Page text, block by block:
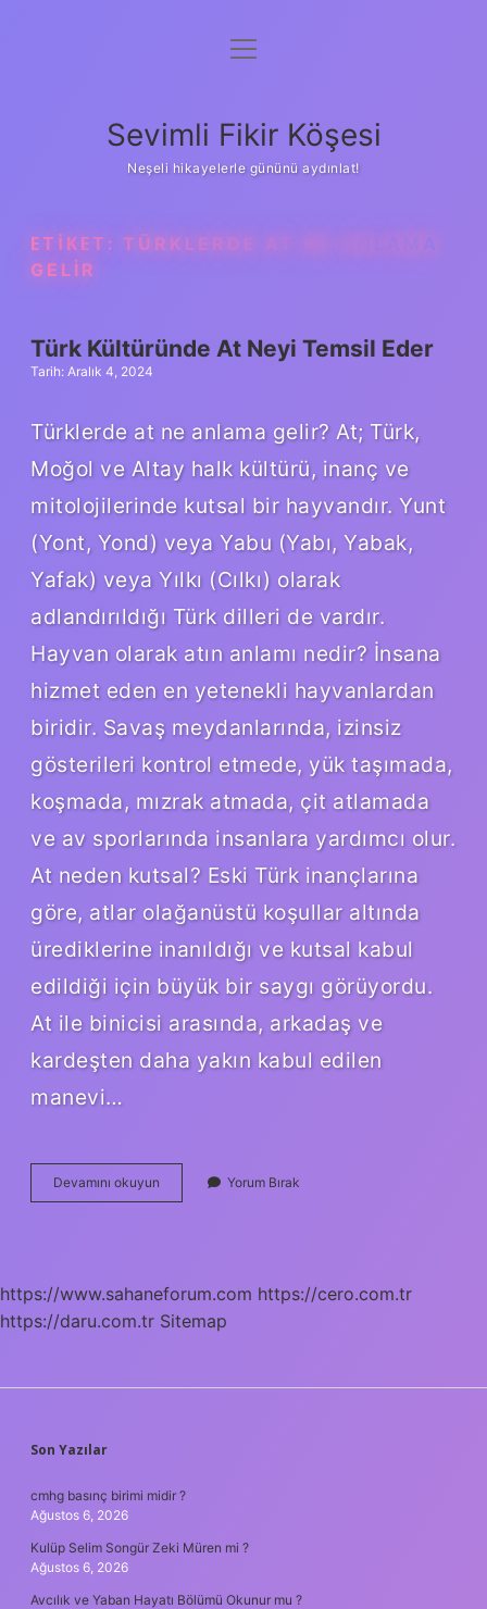
Anasayfa
Yasal Uyarı
menüyü
Sevimli Fikir Köşesi
Neşeli hikayelerle gününü aydınlat!
ETIKET: TÜRKLERDE AT NE ANLAMA
GELIR
Türk Kültüründe At Neyi Temsil Eder
Tarih: Aralık 4, 2024
Türklerde at ne anlama gelir? At; Türk,
Moğol ve Altay halk kültürü, inanç ve
mitolojilerinde kutsal bir hayvandır. Yunt
(Yont, Yond) veya Yabu (Yabı, Yabak,
Yafak) veya Yılkı (Cılkı) olarak
adlandırıldığı Türk dilleri de vardır.
Hayvan olarak atın anlamı nedir? İnsana
hizmet eden en yetenekli hayvanlardan
biridir. Savaş meydanlarında, izinsiz
gösterileri kontrol etmede, yük taşımada,
koşmada, mızrak atmada, çit atlamada
ve av sporlarında insanlara yardımcı olur.
At neden kutsal? Eski Türk inançlarına
göre, atlar olağanüstü koşullar altında
ürediklerine inanıldığı ve kutsal kabul
edildiği için büyük bir saygı görüyordu.
At ile binicisi arasında, arkadaş ve
kardeşten daha yakın kabul edilen
manevi…
Devamını okuyun
Kültüründe
Yorum Bırak
https://www.sahaneforum.com https://cero.com.tr
https://daru.com.tr Sitemap
SIDEBAR
Son Yazılar
cmhg basınç birimi midir ?
Ağustos 6, 2026
Kulüp Selim Songür Zeki Müren mi ?
Ağustos 6, 2026
Avcılık ve Yaban Hayatı Bölümü Okunur mu ?